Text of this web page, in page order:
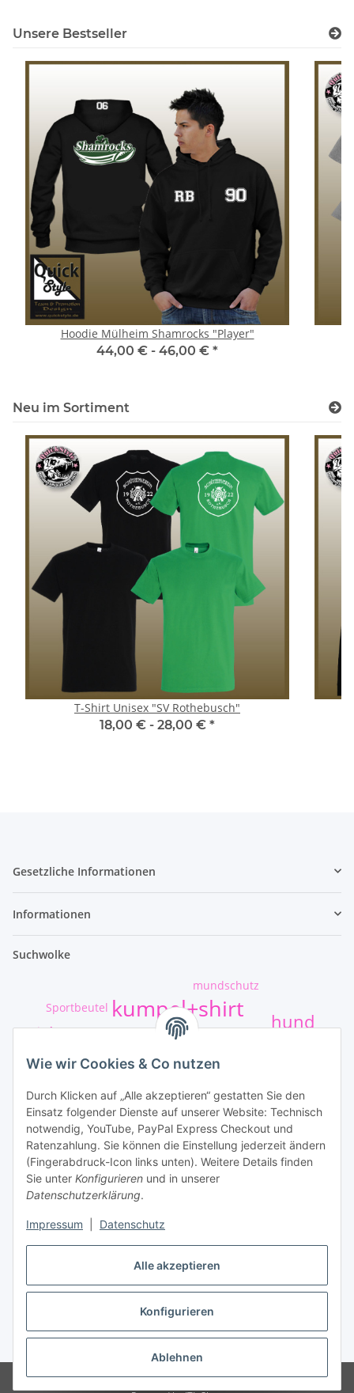
Alle akzeptieren
Konfigurieren
Ablehnen
Wie wir Cookies & Co nutzen
Durch Klicken auf „Alle akzeptieren“ gestatten Sie den
Einsatz folgender Dienste auf unserer Website: Technisch
notwendig, YouTube, PayPal Express Checkout und
Ratenzahlung. Sie können die Einstellung jederzeit ändern
(Fingerabdruck-Icon links unten). Weitere Details finden
Sie unter Konfigurieren und in unserer
Datenschutzerklärung.
Impressum Datenschutz
Unsere Bestseller
Hoodie Mülheim Shamrocks "Player"
44,00 € - 46,00 € *
Neu im Sortiment
T-Shirt Unisex "SV Rothebusch"
18,00 € - 28,00 € *
Gesetzliche Informationen
Informationen
Suchwolke
t-shirt-druck
kumpel+shirt
Ruhrpott mülheim
Sticker hund
highkick
Sportbeutel
mundschutz
Unsere Leistungen
Vertrag widerrufen
* Alle Preise inkl. gesetzlicher USt., zzgl.Versand
© QuickStyle - Sandra Heinz